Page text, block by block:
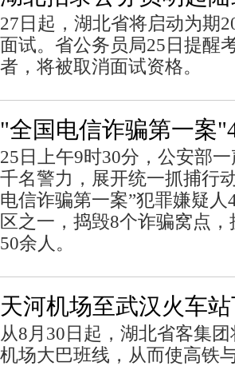
27日起，湖北省将启动为期
面试。省公务员局25日提醒
者，将被取消面试资格。
"全国电信诈骗第一案
25日上午9时30分，公安部
千名警力，展开统一抓捕行
电信诈骗第一案”犯罪嫌疑
区之一，捣毁8个诈骗窝点
50余人。
天河机场至武汉火车
从8月30日起，湖北省客集
机场大巴班线，从而使高铁